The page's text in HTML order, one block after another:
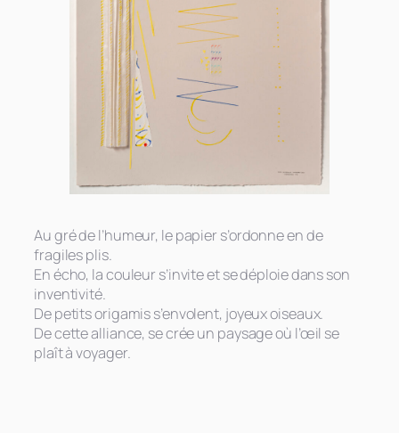
Au gré de l’humeur, le papier s’ordonne en de
fragiles plis.
En écho, la couleur s’invite et se déploie dans son
inventivité.
De petits origamis s’envolent, joyeux oiseaux.
De cette alliance, se crée un paysage où l’œil se
plaît à voyager.